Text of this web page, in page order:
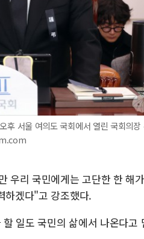
서울 여의도 국회에서 열린 국회의
우리 국민에게는 고단한 한 해
하겠다"고 강조했다.
일도 국민의 삶에서 나온다고